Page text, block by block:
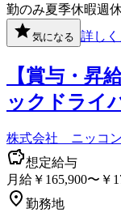
勤のみ夏季休暇週
気になる 詳しく
【賞与・昇
ックドライ
株式会社 ニッコ
想定給与
月給￥165,900〜￥
勤務地